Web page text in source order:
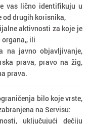
vas lično identifikuju u
od drugih korisnika,
aktivnosti za koje je
ili
na javno objavljivanje,
prava, pravo na žig,
prava.
bilo koje vrste,
na Servisu:
uključujući dečiju